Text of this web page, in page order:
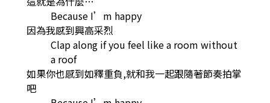
Because I’m happy
因為我感到興高采烈
Clap along if you feel like a room without
a roof
如果你也感到如釋重負,就和我一起跟隨著節奏拍掌
吧